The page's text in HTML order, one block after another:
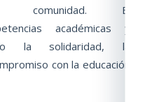
El
académicas y
la solidaridad, la
con la educación